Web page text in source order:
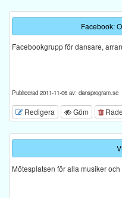
Facebook:
Facebookgrupp för dansare,
Publicerad 2011-11-06 av: dansprogram.se
Redigera Göm
Mötesplatsen för alla musiker